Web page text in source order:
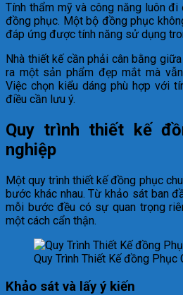
Tính thẩm mỹ và công năng luôn
đồng phục. Một bộ đồng phục
đáp ứng được tính năng sử dụng
Nhà thiết kế cần phải cân bằng
ra một sản phẩm đẹp mắt mà
Việc chọn kiểu dáng phù hợp với
điều cần lưu ý.
Quy trình thiết kế
nghiệp
Một quy trình thiết kế đồng phục
bước khác nhau. Từ khảo sát ban
mỗi bước đều có sự quan trọng
một cách cẩn thận.
Quy Trình Thiết Kế đồng Phục
Khảo sát và lấy ý kiến